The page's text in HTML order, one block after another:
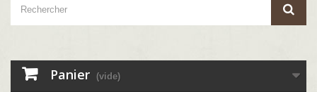
Panier (vide)